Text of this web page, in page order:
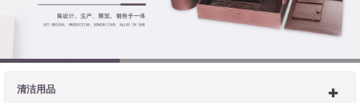
清洁用品